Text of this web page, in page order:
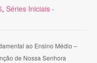
, Séries Iniciais -
ao Ensino Médio –
de Nossa Senhora